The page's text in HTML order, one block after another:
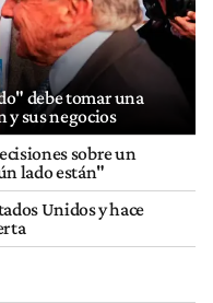
debe tomar una
y sus negocios
sobre un
lado están"
Unidos y hace